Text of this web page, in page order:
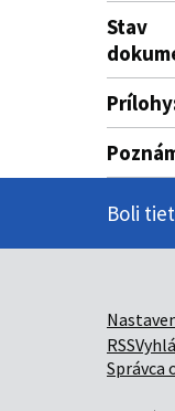
Stav
Boli
RSS
Správca